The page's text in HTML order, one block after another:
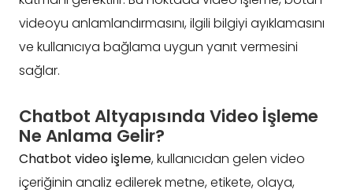
videoyu anlamlandırmasını, ilgili bilgiyi ayıklamasını
ve kullanıcıya bağlama uygun yanıt vermesini
sağlar.
Chatbot Altyapısında Video İşleme
Ne Anlama Gelir?
Chatbot video işleme, kullanıcıdan gelen video
içeriğinin analiz edilerek metne, etikete, olaya,